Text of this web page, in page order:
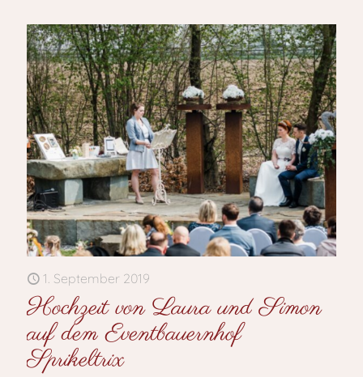
1. September 2019
Hochzeit von Laura und Simon
auf dem Eventbauernhof
Sprikeltrix